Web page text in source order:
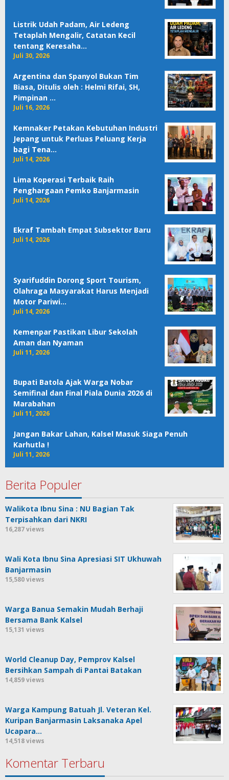
Listrik Udah Padam, Air Ledeng
Tetaplah Mengalir, Catatan Kecil
tentang Keresaha…
Juli 30, 2026
Argentina dan Spanyol Bukan Tim
Biasa, Ditulis oleh : Helmi Rifai, SH,
Pimpinan …
Juli 16, 2026
Kemnaker Petakan Kebutuhan Industri
Jepang untuk Perluas Peluang Kerja
bagi Tena…
Juli 14, 2026
Lima Koperasi Terbaik Raih
Penghargaan Pemko Banjarmasin
Juli 14, 2026
Ekraf Tambah Empat Subsektor Baru
Juli 14, 2026
Syarifuddin Dorong Sport Tourism,
Olahraga Masyarakat Harus Menjadi
Motor Pariwi…
Juli 14, 2026
Kemenpar Pastikan Libur Sekolah
Aman dan Nyaman
Juli 11, 2026
Bupati Batola Ajak Warga Nobar
Semifinal dan Final Piala Dunia 2026 di
Marabahan
Juli 11, 2026
Jangan Bakar Lahan, Kalsel Masuk Siaga Penuh
Karhutla !
Juli 11, 2026
Berita Populer
Walikota Ibnu Sina : NU Bagian Tak
Terpisahkan dari NKRI
16,287 views
Wali Kota Ibnu Sina Apresiasi SIT Ukhuwah
Banjarmasin
15,580 views
Warga Banua Semakin Mudah Berhaji
Bersama Bank Kalsel
15,131 views
World Cleanup Day, Pemprov Kalsel
Bersihkan Sampah di Pantai Batakan
14,859 views
Warga Kampung Batuah Jl. Veteran Kel.
Kuripan Banjarmasin Laksanaka Apel
Ucapara…
14,518 views
Komentar Terbaru